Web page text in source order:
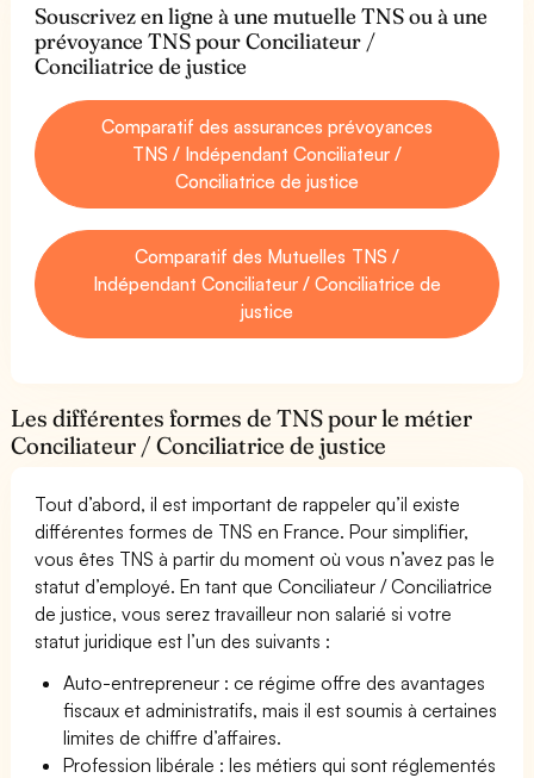
Souscrivez en ligne à une mutuelle TNS ou à une
prévoyance TNS pour Conciliateur /
Conciliatrice de justice
Comparatif des assurances prévoyances
TNS / Indépendant Conciliateur /
Conciliatrice de justice
Comparatif des Mutuelles TNS /
Indépendant Conciliateur / Conciliatrice de
justice
Les différentes formes de TNS pour le métier
Conciliateur / Conciliatrice de justice
Tout d’abord, il est important de rappeler qu’il existe
différentes formes de TNS en France. Pour simplifier,
vous êtes TNS à partir du moment où vous n’avez pas le
statut d’employé. En tant que Conciliateur / Conciliatrice
de justice, vous serez travailleur non salarié si votre
statut juridique est l’un des suivants :
Auto-entrepreneur : ce régime offre des avantages
fiscaux et administratifs, mais il est soumis à certaines
limites de chiffre d’affaires.
Profession libérale : les métiers qui sont réglementés